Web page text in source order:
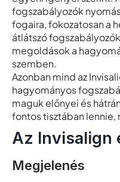
fogszabályozók
fogaira, fokozatosan a
átlátszó
megoldások a
szemben.
Azonban mind az
hagyományos
maguk előnyei és
fontos tisztában
Az Invisalign
Megjelenés